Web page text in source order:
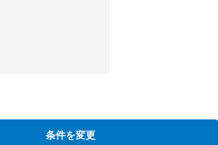
条件を変更